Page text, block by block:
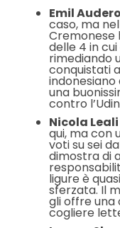
Emil
caso, ma
Cremonese
delle 4 in
rimediando
conquistati
una
contro
Nicola
qui, ma con
voti su sei
dimostra di
ligure è
sferzata. Il
gli offre una
cogliere